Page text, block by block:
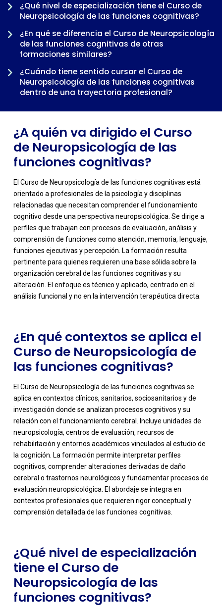
¿Qué nivel de especialización tiene el Curso de
Neuropsicología de las funciones cognitivas?
¿En qué se diferencia el Curso de Neuropsicología
de las funciones cognitivas de otras
formaciones similares?
¿Cuándo tiene sentido cursar el Curso de
Neuropsicología de las funciones cognitivas
dentro de una trayectoria profesional?
¿A quién va dirigido el Curso
de Neuropsicología de las
funciones cognitivas?
El Curso de Neuropsicología de las funciones cognitivas está
orientado a profesionales de la psicología y disciplinas
relacionadas que necesitan comprender el funcionamiento
cognitivo desde una perspectiva neuropsicológica. Se dirige a
perfiles que trabajan con procesos de evaluación, análisis y
comprensión de funciones como atención, memoria, lenguaje,
funciones ejecutivas y percepción. La formación resulta
pertinente para quienes requieren una base sólida sobre la
organización cerebral de las funciones cognitivas y su
alteración. El enfoque es técnico y aplicado, centrado en el
análisis funcional y no en la intervención terapéutica directa.
-
¿En qué contextos se aplica el
Curso de Neuropsicología de
las funciones cognitivas?
El Curso de Neuropsicología de las funciones cognitivas se
aplica en contextos clínicos, sanitarios, sociosanitarios y de
investigación donde se analizan procesos cognitivos y su
relación con el funcionamiento cerebral. Incluye unidades de
neuropsicología, centros de evaluación, recursos de
rehabilitación y entornos académicos vinculados al estudio de
la cognición. La formación permite interpretar perfiles
cognitivos, comprender alteraciones derivadas de daño
cerebral o trastornos neurológicos y fundamentar procesos de
evaluación neuropsicológica. El abordaje se integra en
contextos profesionales que requieren rigor conceptual y
comprensión detallada de las funciones cognitivas.
-
¿Qué nivel de especialización
tiene el Curso de
Neuropsicología de las
funciones cognitivas?